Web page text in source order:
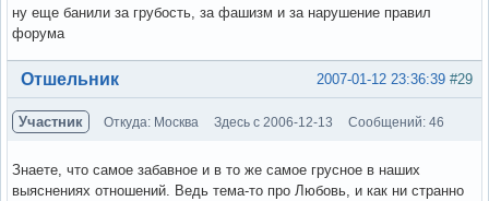
ну еще банили за грубость, за фашизм и за нарушение правил
форума
Вне форума #29
2007-01-12 23:36:39
Отшельник
Участник Откуда: Москва Здесь с 2006-12-13 Сообщений: 46
Знаете, что самое забавное и в то же самое грусное в наших
выяснениях отношений. Ведь тема-то про Любовь, и как ни странно